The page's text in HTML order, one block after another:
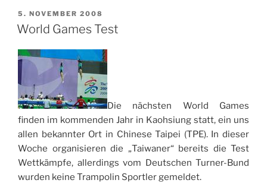
VERÖFFENTLICHT
AM
5. NOVEMBER 2008
World Games Test
Die nächsten World Games
finden im kommenden Jahr in Kaohsiung statt, ein uns
allen bekannter Ort in Chinese Taipei (TPE). In dieser
Woche organisieren die „Taiwaner“ bereits die Test
Wettkämpfe, allerdings vom Deutschen Turner-Bund
wurden keine Trampolin Sportler gemeldet.